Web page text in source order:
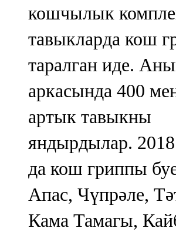
кошчылык
тавыкларда кош
таралган иде.
аркасында 400
артык тавыкны
яндырдылар. 2018
да кош гриппы
Апас, Чүпрәле,
Кама Тамагы,